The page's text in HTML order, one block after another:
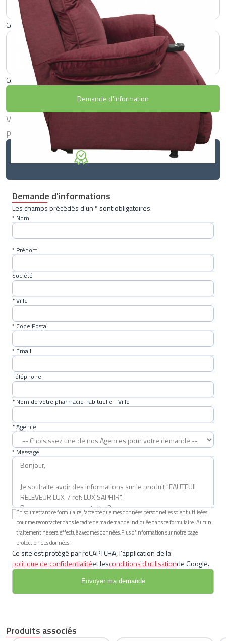
Coloris : GRIS
Coloris : RUBIS
Demande d'information
Vous êtes professionnel de santé,
pour passer commande.
Demande d'informations
Les champs précédés d’un * sont obligatoires.
* Nom
* Prénom
Société
* Ville
* Code Postal
* Email
Téléphone
* Nom de votre pharmacie habituelle - Ville
* Agence
* Message
En soumettant ce formulaire j'accepte que mes données personnelles soient utilisées
pour me recontacter dans le cadre de ma demande indiquée dans ce formulaire. Aucun
traitement ne sera effectué avec mes données.Plus d'information sur notre page
protection des données.
Ce site est protégé par reCAPTCHA, l'application de la
politique de confidentialitéet lesconditions d'utilisationde Google.
Produits associés